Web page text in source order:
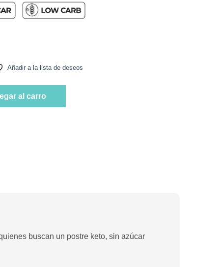
Añadir a la lista de deseos
al carro
buscan un postre keto, sin azúcar